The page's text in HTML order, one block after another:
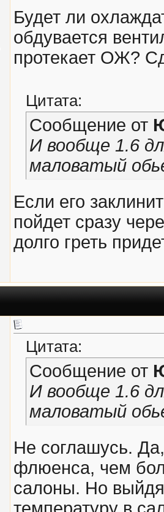
Будет ли
обдувается
протекает ОЖ?
Цитата:
Сообщение от
И вообще 1.6
маловатый
Если его
пойдет сразу
долго греть
Цитата:
Сообщение от
И вообще 1.6
маловатый
Не соглашусь.
флюенса, чем
салоны. Но